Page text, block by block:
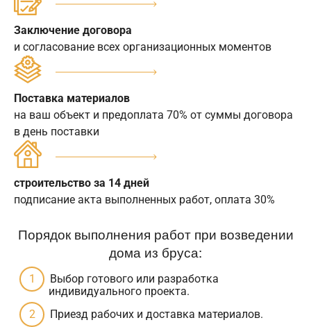
Заключение договора
и согласование всех организационных моментов
Поставка материалов
на ваш объект и предоплата 70% от суммы договора
в день поставки
строительство за 14 дней
подписание акта выполненных работ, оплата 30%
Порядок выполнения работ при возведении
дома из бруса:
Выбор готового или разработка
индивидуального проекта.
Приезд рабочих и доставка материалов.